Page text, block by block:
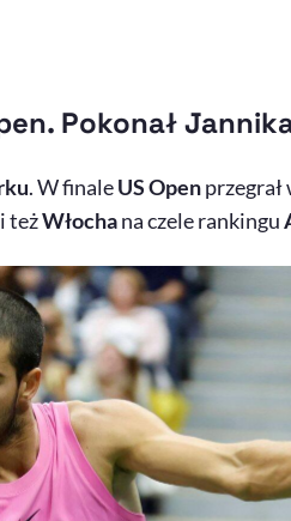
Pokonał
. W finaleUS Openprzegrał
teżWłochana czele rankingu